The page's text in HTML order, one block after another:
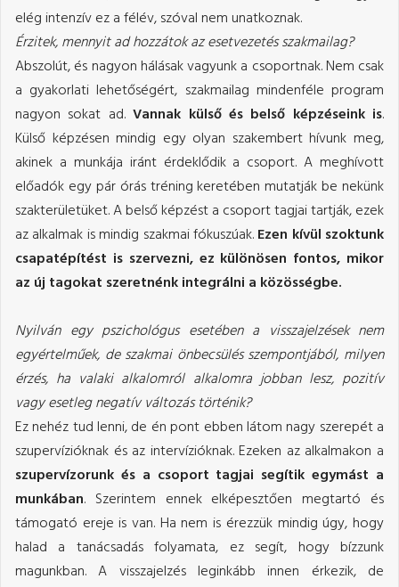
elég intenzív ez a félév, szóval nem unatkoznak.
Érzitek, mennyit ad hozzátok az esetvezetés szakmailag?
Abszolút, és nagyon hálásak vagyunk a csoportnak. Nem csak
a gyakorlati lehetőségért, szakmailag mindenféle program
nagyon sokat ad.Vannak külső és belső képzéseink is.
Külső képzésen mindig egy olyan szakembert hívunk meg,
akinek a munkája iránt érdeklődik a csoport. A meghívott
előadók egy pár órás tréning keretében mutatják be nekünk
szakterületüket. A belső képzést a csoport tagjai tartják, ezek
az alkalmak is mindig szakmai fókuszúak.Ezen kívül szoktunk
csapatépítést is szervezni, ez különösen fontos, mikor
az új tagokat szeretnénk integrálni a közösségbe.
Nyilván egy pszichológus esetében a visszajelzések nem
egyértelműek, de szakmai önbecsülés szempontjából, milyen
érzés, ha valaki alkalomról alkalomra jobban lesz, pozitív
vagy esetleg negatív változás történik?
Ez nehéz tud lenni, de én pont ebben látom nagy szerepét a
szupervízióknak és az intervízióknak. Ezeken az alkalmakon a
szupervízorunk és a csoport tagjai segítik egymást a
munkában. Szerintem ennek elképesztően megtartó és
támogató ereje is van. Ha nem is érezzük mindig úgy, hogy
halad a tanácsadás folyamata, ez segít, hogy bízzunk
magunkban. A visszajelzés leginkább innen érkezik, de